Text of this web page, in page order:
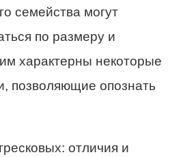
семейства могут
по размеру и
характерны некоторые
позволяющие опознать